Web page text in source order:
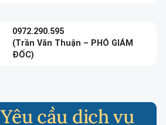
0972.290.595
(Trần Văn Thuận – PHÓ GIÁM
ĐỐC)
Yêu cầu dịch vụ